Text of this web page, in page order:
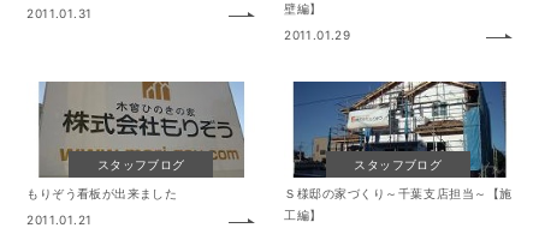
2011.01.31
壁編】
2011.01.29
スタッフブログ
もりぞう看板が出来ました
2011.01.21
スタッフブログ
Ｓ様邸の家づくり～千葉支店担当～【施
工編】